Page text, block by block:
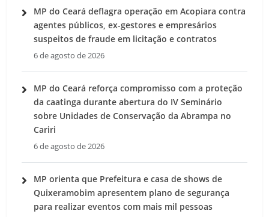
MP do Ceará deflagra operação em Acopiara contra
agentes públicos, ex-gestores e empresários
suspeitos de fraude em licitação e contratos
6 de agosto de 2026
MP do Ceará reforça compromisso com a proteção
da caatinga durante abertura do IV Seminário
sobre Unidades de Conservação da Abrampa no
Cariri
6 de agosto de 2026
MP orienta que Prefeitura e casa de shows de
Quixeramobim apresentem plano de segurança
para realizar eventos com mais mil pessoas